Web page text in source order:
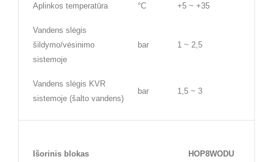
Aplinkos temperatūra °C +5 ~ +35
Vandens slėgis
šildymo/vėsinimo
sistemoje
bar 1 ~ 2,5
Vandens slėgis KVR
sistemoje (šalto vandens)
bar 1,5 ~ 3
Išorinis blokas HOP8WODU